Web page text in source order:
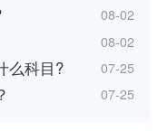
08-02
08-02
么科目? 07-25
07-25